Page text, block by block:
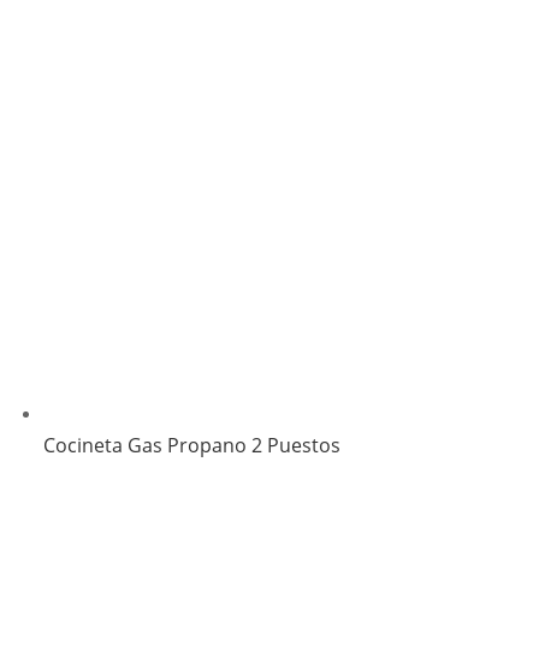
Cocineta Gas Propano 2 Puestos